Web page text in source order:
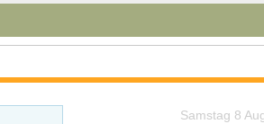
Samstag 8